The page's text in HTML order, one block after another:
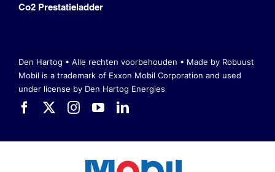
Co2 Prestatieladder
Den Hartog • Alle rechten voorbehouden • Made by Robuust
Mobil is a trademark of Exxon Mobil Corporation and used
under license by Den Hartog Energies